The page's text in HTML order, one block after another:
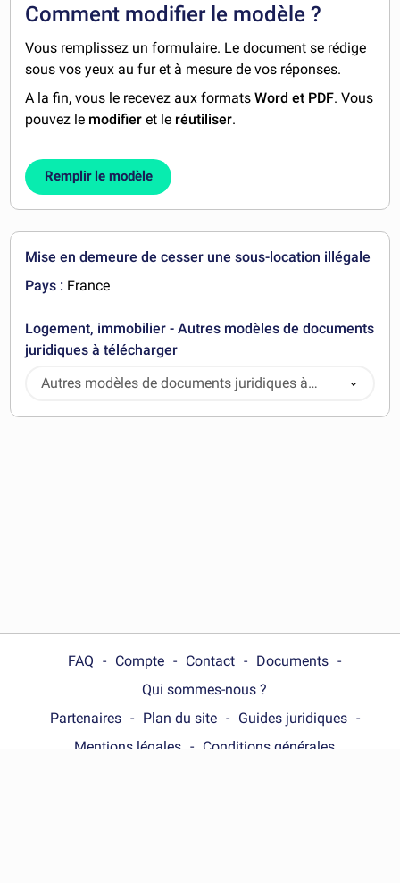
Comment modifier le modèle ?
Vous remplissez un formulaire. Le document se rédige
sous vos yeux au fur et à mesure de vos réponses.
A la fin, vous le recevez aux formatsWord et PDF. Vous
pouvez le modifier et le réutiliser.
Remplir le modèle
Mise en demeure de cesser une sous-location illégale
Pays : France
Logement, immobilier - Autres modèles de documents
juridiques à télécharger
Autres modèles de documents juridiques à
télécharger
FAQ Compte Contact
Documents
Qui sommes-nous ?
Partenaires
Plan du site
Guides juridiques
Mentions légales
Conditions générales